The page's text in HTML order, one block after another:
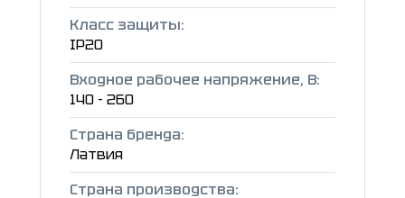
Класс защиты:
IP20
Входное рабочее напряжение, В:
140 - 260
Страна бренда:
Латвия
Страна производства: